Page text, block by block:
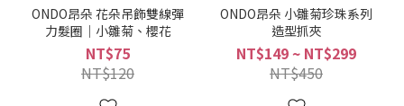
ONDO昂朵 花朵吊飾雙線彈
力髮圈｜小雛菊、櫻花
NT$75
NT$120
ONDO昂朵 小雛菊珍珠系列
造型抓夾
NT$149 ~ NT$299
NT$450